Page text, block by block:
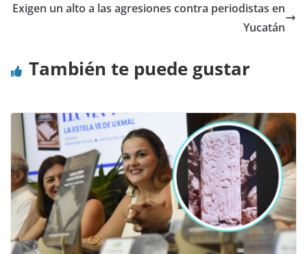
Exigen un alto a las agresiones contra periodistas en
Yucatán
También te puede gustar